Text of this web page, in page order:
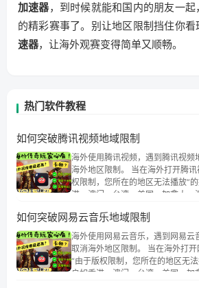
加速器，到时候就能和国内的朋友一
的精彩赛事了。别让地区限制挡住你看
速器，让海外观赛变得简单又顺畅。
热门软件教程
如何突破腾讯视频地域限制
海外使用腾讯视频，遇到腾讯视频
海外地区限制。 当在海外打开腾讯视频，却突然弹出“由于版
权限制，您所在的地区无法播放”的提示语。
港、澳门、台湾、美国、加拿大、
权限制问题，且仅能在中国大陆地区播放。 遇到
朋友们，使用番茄回国加速器，即
讯视频地区版权限制」的问题，无
湾、美国、加拿大、澳大利亚、欧
学、定居等，都可以使用，不再
如何突破网易云音乐地域限制
海外使用网易云音乐，遇到网易云
取消海外地区限制。 当在海外打开网易云音乐，却突然弹出
“由于版权限制，您所在的地区无法播放
户如香港、澳门、台湾、美国、